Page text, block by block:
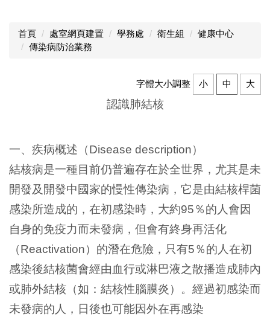
首頁 處室網頁建置 學務處 衛生組
健康中心
傳染病防治業務
字體大小調整 小 中 大
認識肺結核
一、疾病概述（Disease description）
結核病是一種目前仍普遍存在於全世界，尤其是未
開發及開發中國家的慢性傳染病，它是由結核桿菌
感染所造成的，在初感染時，大約95％的人會因
自身的免疫力而未發病，但會有終身再活化
（Reactivation）的潛在危險，只有5％的人在初
感染後結核菌會經由血行或淋巴液之散播造成肺內
或肺外結核（如：結核性腦膜炎）。經過初感染而
未發病的人，日後也可能因外在再感染